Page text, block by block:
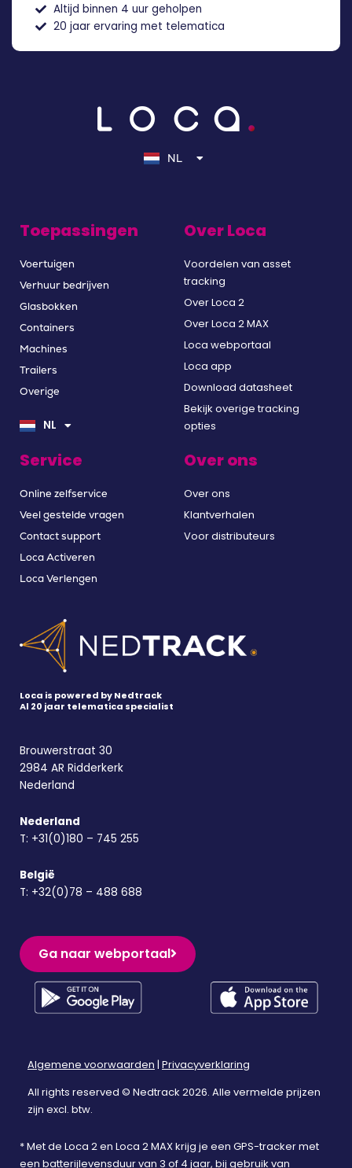
Altijd binnen 4 uur geholpen
20 jaar ervaring met telematica
NL
EN
FR
Toepassingen
Voertuigen
Verhuur bedrijven
Glasbokken
Containers
Machines
Trailers
Overige
NL
EN
FR
Over Loca
Voordelen van asset
tracking
Over Loca 2
Over Loca 2 MAX
Loca webportaal
Loca app
Download datasheet
Bekijk overige tracking
opties
Service
Online zelfservice
Veel gestelde vragen
Contact support
Loca Activeren
Loca Verlengen
Over ons
Over ons
Klantverhalen
Voor distributeurs
Loca is powered by Nedtrack
Al 20 jaar telematica specialist
Brouwerstraat 30
2984 AR Ridderkerk
Nederland
Nederland
T: +31(0)180 – 745 255
België
T: +32(0)78 – 488 688
Ga naar webportaal
Algemene voorwaarden | Privacyverklaring
All rights reserved © Nedtrack 2026. Alle vermelde prijzen
zijn excl. btw.
* Met de Loca 2 en Loca 2 MAX krijg je een GPS-tracker met
een batterijlevensduur van 3 of 4 jaar, bij gebruik van